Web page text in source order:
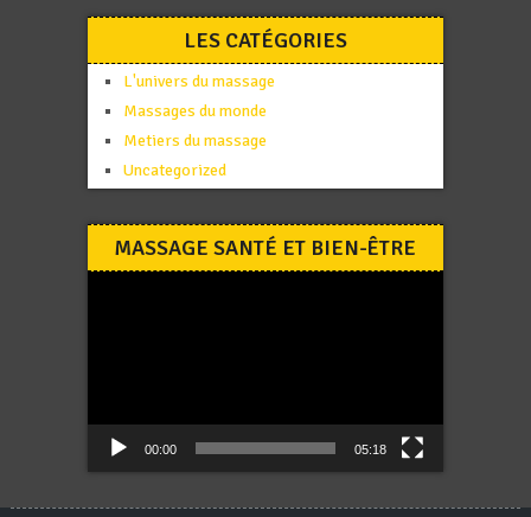
LES CATÉGORIES
L'univers du massage
Massages du monde
Metiers du massage
Uncategorized
MASSAGE SANTÉ ET BIEN-ÊTRE
00:00 05:18